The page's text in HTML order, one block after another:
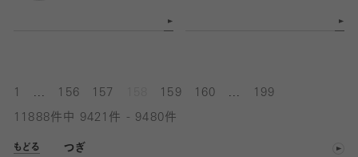
156 157 159 160 199
11888件中 9421件 - 9480件
もどる つぎ